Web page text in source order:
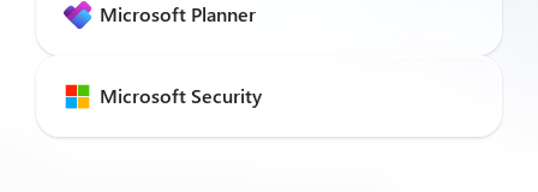
Microsoft Planner
Microsoft Security